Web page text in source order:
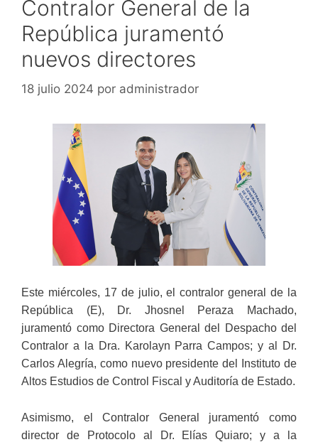
Contralor General de la
República juramentó
nuevos directores
18 julio 2024 por administrador
Este miércoles, 17 de julio, el contralor general de la
República (E), Dr. Jhosnel Peraza Machado,
juramentó como Directora General del Despacho del
Contralor a la Dra. Karolayn Parra Campos; y al Dr.
Carlos Alegría, como nuevo presidente del Instituto de
Altos Estudios de Control Fiscal y Auditoría de Estado.
Asimismo, el Contralor General juramentó como
director de Protocolo al Dr. Elías Quiaro; y a la